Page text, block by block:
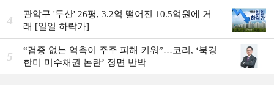
①]
4
관악구 '두산' 26평, 3.2억 떨어진 10.5억원에 거
래 [일일 하락가]
5
“검증 없는 억측이 주주 피해 키워”…코리, ‘북경
한미 미수채권 논란’ 정면 반박